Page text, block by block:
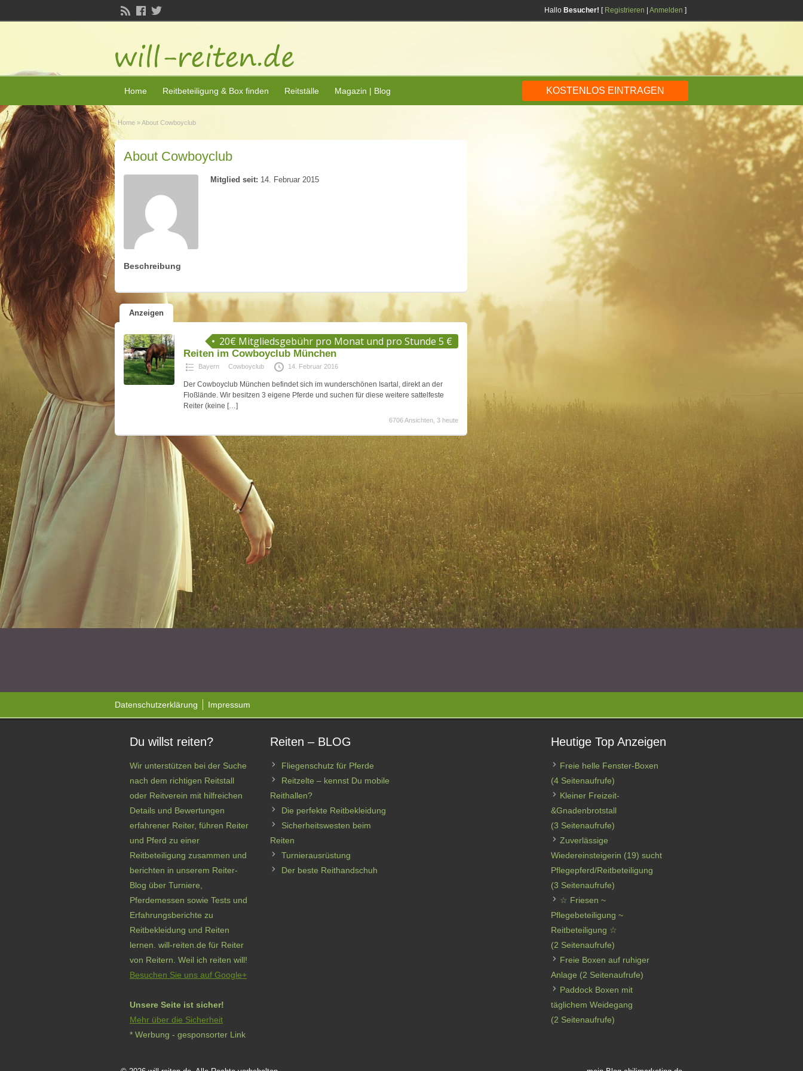
Hallo Besucher! [ Registrieren Anmelden ]
Home Reitbeteiligung & Box finden Reitställe Magazin | Blog KOSTENLOS EINTRAGEN
Home »About Cowboyclub
About Cowboyclub
Mitglied seit: 14. Februar 2015
Beschreibung
Anzeigen
20€ Mitgliedsgebühr pro Monat und pro Stunde 5 €
Reiten im Cowboyclub München
Bayern Cowboyclub 14. Februar 2016
Der Cowboyclub München befindet sich im wunderschönen Isartal, direkt an der
Floßlände. Wir besitzen 3 eigene Pferde und suchen für diese weitere sattelfeste
Reiter (keine […]
6706 Ansichten, 3 heute
Datenschutzerklärung Impressum
Du willst reiten?
Wir unterstützen bei der Suche
nach dem richtigen Reitstall
oder Reitverein mit hilfreichen
Details und Bewertungen
erfahrener Reiter, führen Reiter
und Pferd zu einer
Reitbeteiligung zusammen und
berichten in unserem Reiter-
Blog über Turniere,
Pferdemessen sowie Tests und
Erfahrungsberichte zu
Reitbekleidung und Reiten
lernen. will-reiten.de für Reiter
von Reitern. Weil ich reiten will!
Besuchen Sie uns auf Google+
Unsere Seite ist sicher!
Mehr über die Sicherheit
* Werbung - gesponsorter Link
Reiten – BLOG
Fliegenschutz für Pferde
Reitzelte – kennst Du mobile
Reithallen?
Die perfekte Reitbekleidung
Sicherheitswesten beim
Reiten
Turnierausrüstung
Der beste Reithandschuh
Heutige Top Anzeigen
Freie helle Fenster-Boxen
(4 Seitenaufrufe)
Kleiner Freizeit-
&Gnadenbrotstall
(3 Seitenaufrufe)
Zuverlässige
Wiedereinsteigerin (19) sucht
Pflegepferd/Reitbeteiligung
(3 Seitenaufrufe)
☆ Friesen ~
Pflegebeteiligung ~
Reitbeteiligung ☆
(2 Seitenaufrufe)
Freie Boxen auf ruhiger
Anlage (2 Seitenaufrufe)
Paddock Boxen mit
täglichem Weidegang
(2 Seitenaufrufe)